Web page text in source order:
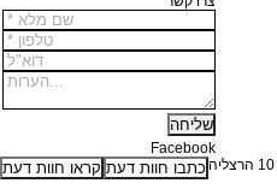
Facebook
קראו חוות דעת כתבו חוות דעת